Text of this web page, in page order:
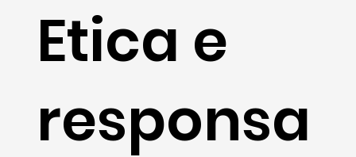
Etica e
responsa